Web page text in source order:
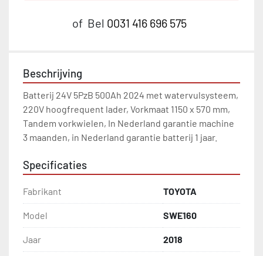
of Bel 0031 416 696 575
Beschrijving
Batterij 24V 5PzB 500Ah 2024 met watervulsysteem,
220V hoogfrequent lader, Vorkmaat 1150 x 570 mm,
Tandem vorkwielen, In Nederland garantie machine
3 maanden, in Nederland garantie batterij 1 jaar.
Specificaties
Fabrikant TOYOTA
Model SWE160
Jaar 2018